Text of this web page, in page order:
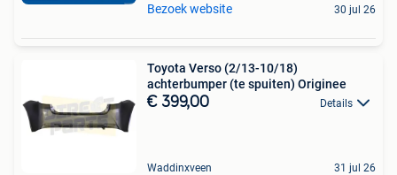
Bezoek website 30 jul 26
Toyota Verso (2/13-10/18)
achterbumper (te spuiten) Originee
€ 399,00 Details
Waddinxveen 31 jul 26